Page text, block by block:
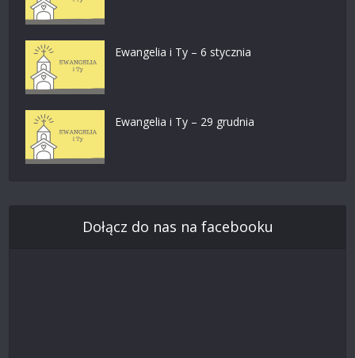
Ewangelia i Ty – 6 stycznia
Ewangelia i Ty – 29 grudnia
Dołącz do nas na facebooku